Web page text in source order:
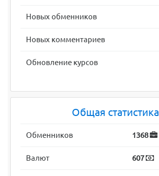
Новых обменников
Новых комментариев
Обновление курсов
Общая статистика
Обменников 1368
Валют 607